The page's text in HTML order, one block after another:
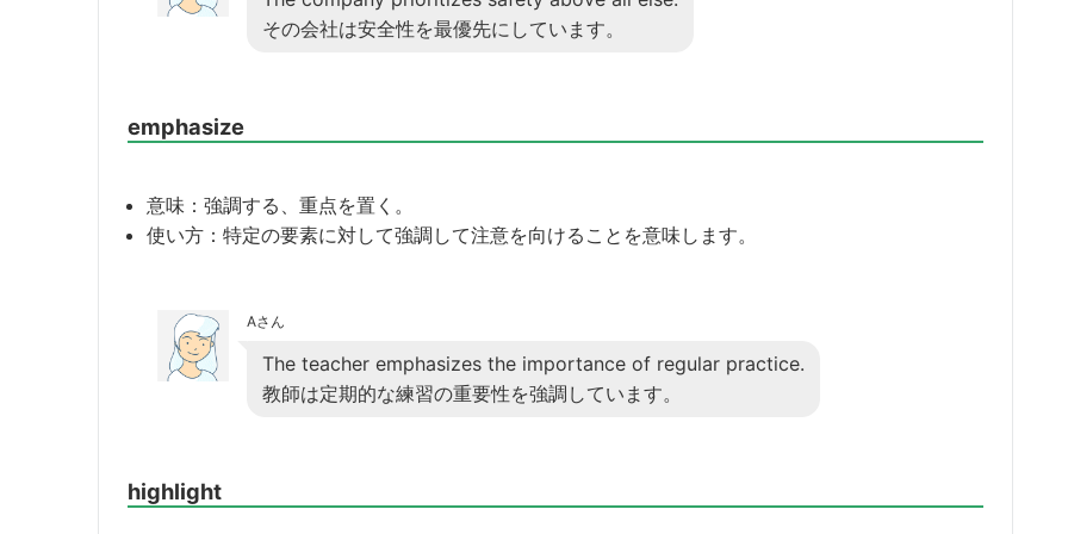
その会社は安全性を最優先にしています。
emphasize
意味：強調する、重点を置く。
使い方：特定の要素に対して強調して注意を向けることを意味します。
Aさん
The teacher emphasizes the importance of regular practice.
教師は定期的な練習の重要性を強調しています。
highlight